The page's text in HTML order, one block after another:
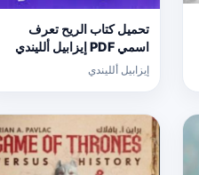
تحميل كتاب الريح تعرف
اسمي PDF إيزابيل ألليندي
مجانا
إيزابيل ألليندي